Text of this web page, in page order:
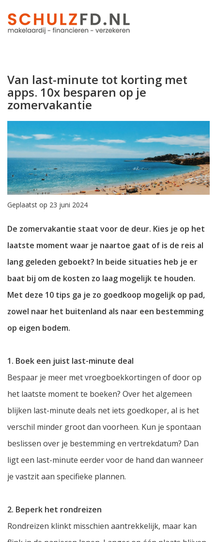
Van last-minute tot korting met
apps. 10x besparen op je
zomervakantie
Geplaatst op 23 juni 2024
De zomervakantie staat voor de deur. Kies je op het
laatste moment waar je naartoe gaat of is de reis al
lang geleden geboekt? In beide situaties heb je er
baat bij om de kosten zo laag mogelijk te houden.
Met deze 10 tips ga je zo goedkoop mogelijk op pad,
zowel naar het buitenland als naar een bestemming
op eigen bodem.
1. Boek een juist last-minute deal
Bespaar je meer met vroegboekkortingen of door op
het laatste moment te boeken? Over het algemeen
blijken last-minute deals net iets goedkoper, al is het
verschil minder groot dan voorheen. Kun je spontaan
beslissen over je bestemming en vertrekdatum? Dan
ligt een last-minute eerder voor de hand dan wanneer
je vastzit aan specifieke plannen.
2. Beperk het rondreizen
Rondreizen klinkt misschien aantrekkelijk, maar kan